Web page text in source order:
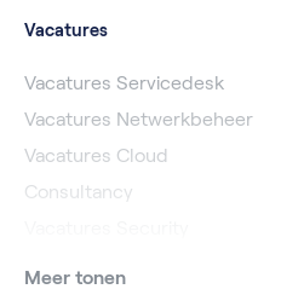
Vacatures
Vacatures Servicedesk
Vacatures Netwerkbeheer
Vacatures Cloud
Consultancy
Meer tonen